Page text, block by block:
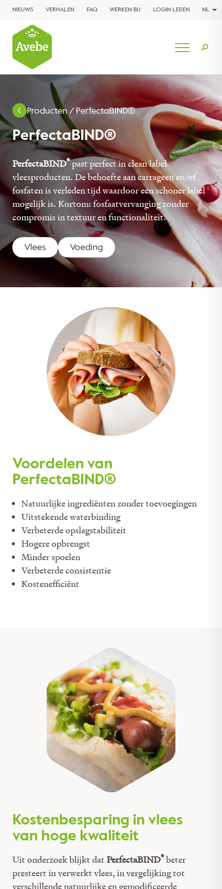
NIEUWS VERHALEN FAQ WERKEN BIJ LOGIN LEDEN NL
Producten/ PerfectaBIND®
PerfectaBIND®
PerfectaBIND®past perfect in clean label
vleesproducten. De behoefte aan carrageen en/of
fosfaten is verleden tijd waardoor een schoner label
mogelijk is. Kortom: fosfaatvervanging zonder
compromis in textuur en functionaliteit.
Vlees Voeding
Voordelen van
PerfectaBIND®
Natuurlijke ingrediënten zonder toevoegingen
Uitstekende waterbinding
Verbeterde opslagstabiliteit
Hogere opbrengst
Minder spoelen
Verbeterde consistentie
Kostenefficiënt
Kostenbesparing in vlees
van hoge kwaliteit
Uit onderzoek blijkt dat PerfectaBIND® beter
presteert in verwerkt vlees, in vergelijking tot
verschillende natuurlijke en gemodificeerde